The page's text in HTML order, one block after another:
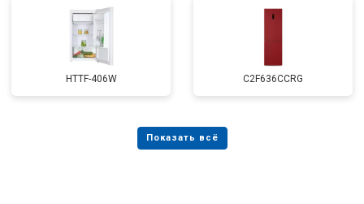
HTTF-406W C2F636CCRG